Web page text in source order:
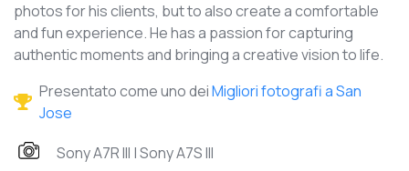
photos for his clients, but to also create a comfortable
and fun experience. He has a passion for capturing
authentic moments and bringing a creative vision to life.
Presentato come uno deiMigliori fotografi a San
Jose
Sony A7R III | Sony A7S III